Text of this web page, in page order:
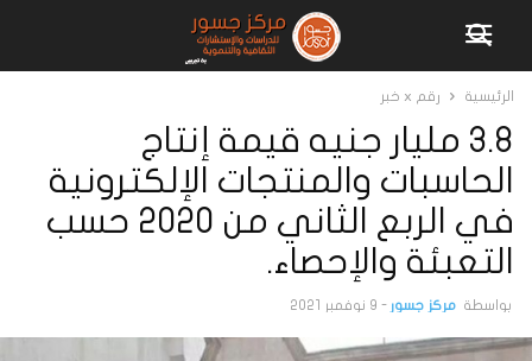
الرئيسية رقم x خبر
3.8 مليار جنيه قيمة إنتاج
الحاسبات والمنتجات الإلكترونية
في الربع الثاني من 2020 حسب
التعبئة والإحصاء.
بواسطة مركز جسور - 9 نوفمبر 2021